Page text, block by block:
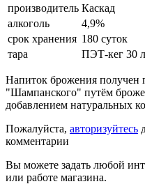
производитель Каскад
алкоголь
4,9%
срок хранения 180 суток
тара
ПЭТ-кег 30
Напиток брожения получен
"Шампанского" путём
добавлением натуральных
Пожалуйста, авторизуйтесь
комментарии
Вы можете задать любой
или работе магазина.